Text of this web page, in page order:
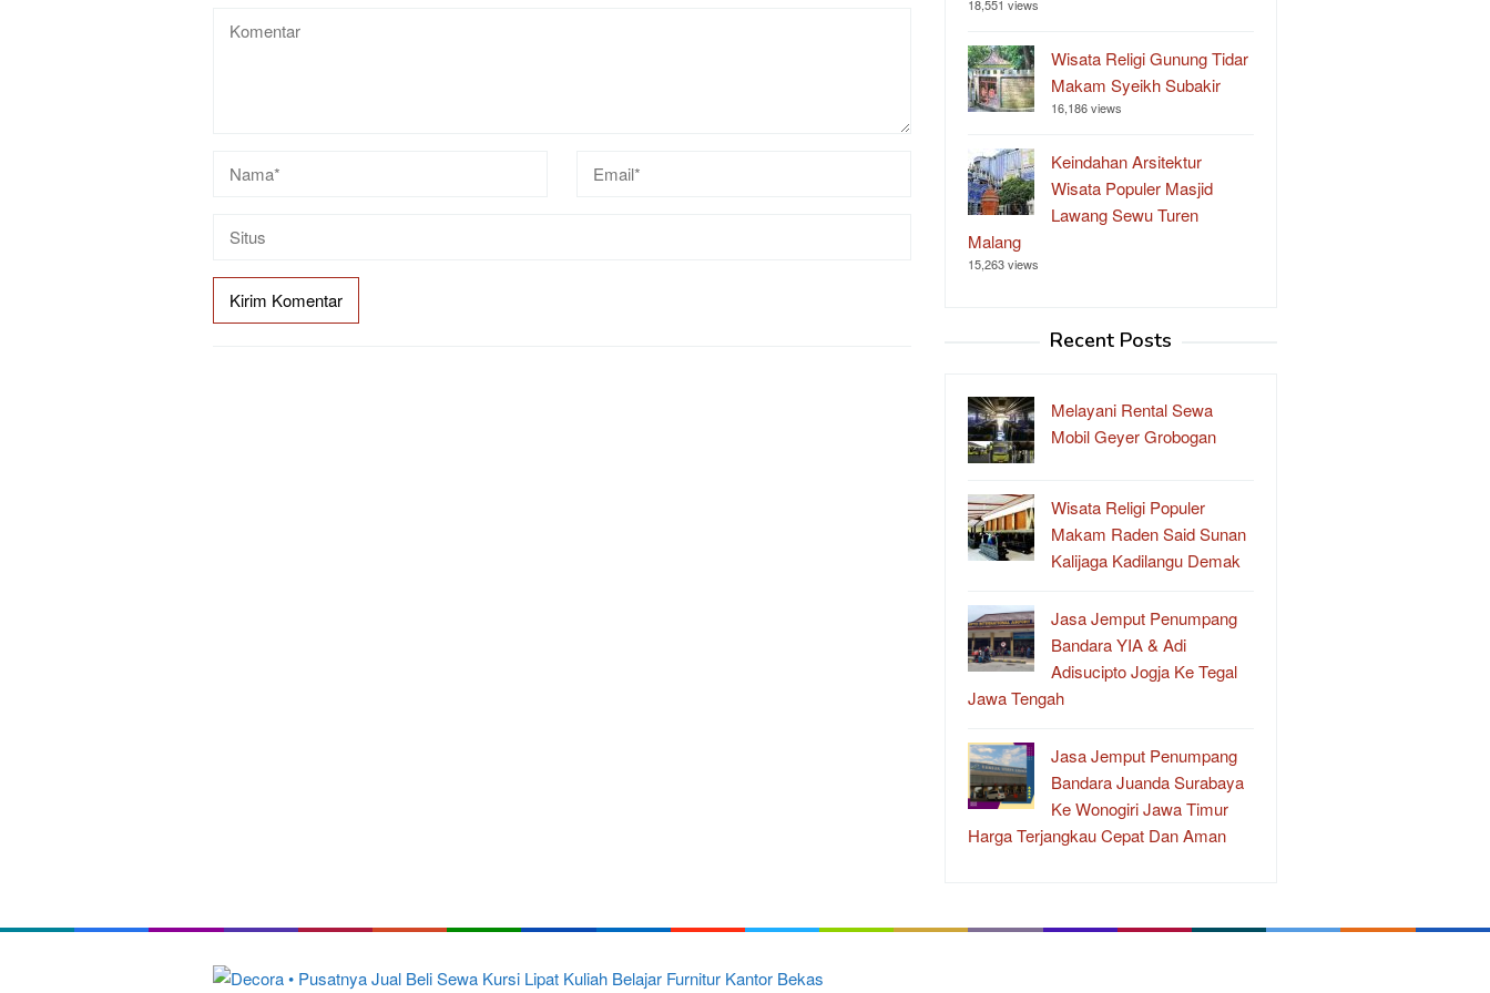
18,551 views
Wisata Religi Gunung Tidar
Makam Syeikh Subakir
16,186 views
Keindahan Arsitektur
Wisata Populer Masjid
Lawang Sewu Turen
Malang
15,263 views
Recent Posts
Melayani Rental Sewa
Mobil Geyer Grobogan
Wisata Religi Populer
Makam Raden Said Sunan
Kalijaga Kadilangu Demak
Jasa Jemput Penumpang
Bandara YIA & Adi
Adisucipto Jogja Ke Tegal
Jawa Tengah
Jasa Jemput Penumpang
Bandara Juanda Surabaya
Ke Wonogiri Jawa Timur
Harga Terjangkau Cepat Dan Aman